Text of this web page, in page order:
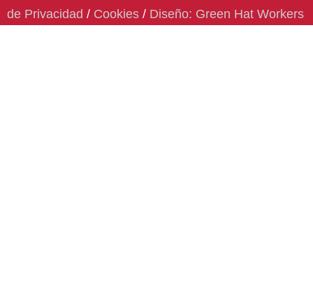
de Privacidad / Cookies / Diseño: Green Hat Workers